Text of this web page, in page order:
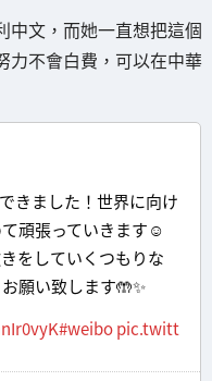
中文，而她一直想把這個
力不會白費，可以在中華
きました！世界に向け
頑張っていきます☺️
をしていくつもりな
願い致します🤲✨
#weibopic.twitt